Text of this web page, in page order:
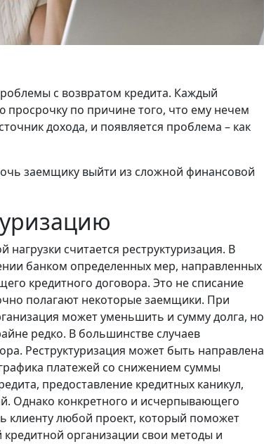
с возвратом кредита. Каждый
просрочку по причине того, что ему нечем
дохода, и появляется проблема – как
заемщику выйти из сложной финансовой
считается реструктуризация. В
банком определенных мер, направленных
кредитного договора. Это не списание
полагают некоторые заемщики. При
может уменьшить и сумму долга, но
редко. В большинстве случаев
Реструктуризация может быть направлена
платежей со снижением суммы
предоставление кредитных каникул,
Однако конкретного и исчерпывающего
клиенту любой проект, который поможет
организации свои методы и